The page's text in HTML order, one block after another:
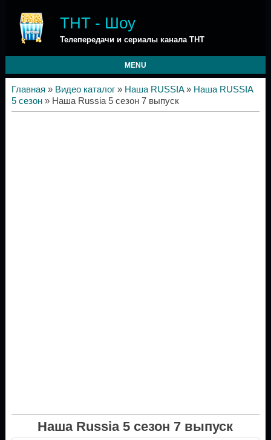
ТНТ - Шоу
Телепередачи и сериалы канала ТНТ
MENU
Главная » Видео каталог» Наша RUSSIA» Наша RUSSIA
5 сезон» Наша Russia 5 сезон 7 выпуск
Наша Russia 5 сезон 7 выпуск